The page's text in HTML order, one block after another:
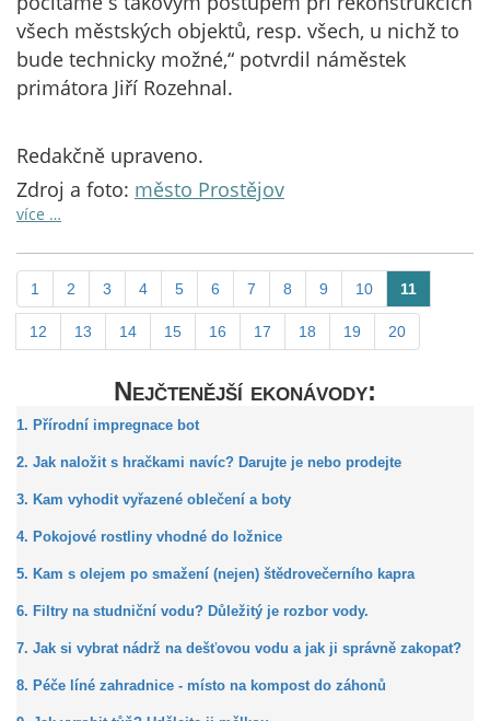
všech městských objektů, resp. všech, u nichž to
bude technicky možné,“ potvrdil náměstek
primátora Jiří Rozehnal.
Redakčně upraveno.
Zdroj a foto: město Prostějov
více …
1 2 3 4 5 6 7 8 9 10 11
12 13 14 15 16 17 18 19 20
Nejčtenější ekonávody:
1. Přírodní impregnace bot
2. Jak naložit s hračkami navíc? Darujte je nebo prodejte
3. Kam vyhodit vyřazené oblečení a boty
4. Pokojové rostliny vhodné do ložnice
5. Kam s olejem po smažení (nejen) štědrovečerního kapra
6. Filtry na studniční vodu? Důležitý je rozbor vody.
7. Jak si vybrat nádrž na dešťovou vodu a jak ji správně zakopat?
8. Péče líné zahradnice - místo na kompost do záhonů